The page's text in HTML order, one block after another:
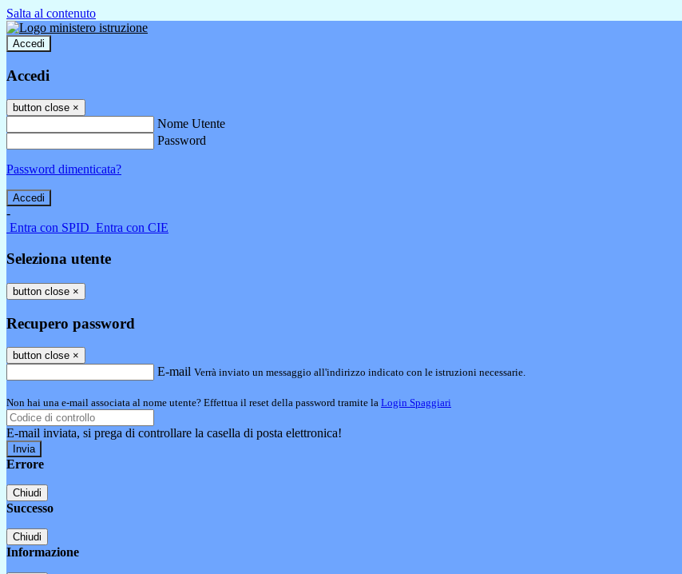
Salta al contenuto
Accedi
Accedi
button close ×
Nome Utente
Password
Password dimenticata?
-
Entra con SPID Entra con CIE
Seleziona utente
button close ×
Recupero password
button close ×
E-mail Verrà inviato un messaggio all'indirizzo indicato con le istruzioni necessarie.
Non hai una e-mail associata al nome utente? Effettua il reset della password tramite la Login Spaggiari
E-mail inviata, si prega di controllare la casella di posta elettronica!
Errore
Chiudi
Successo
Chiudi
Informazione